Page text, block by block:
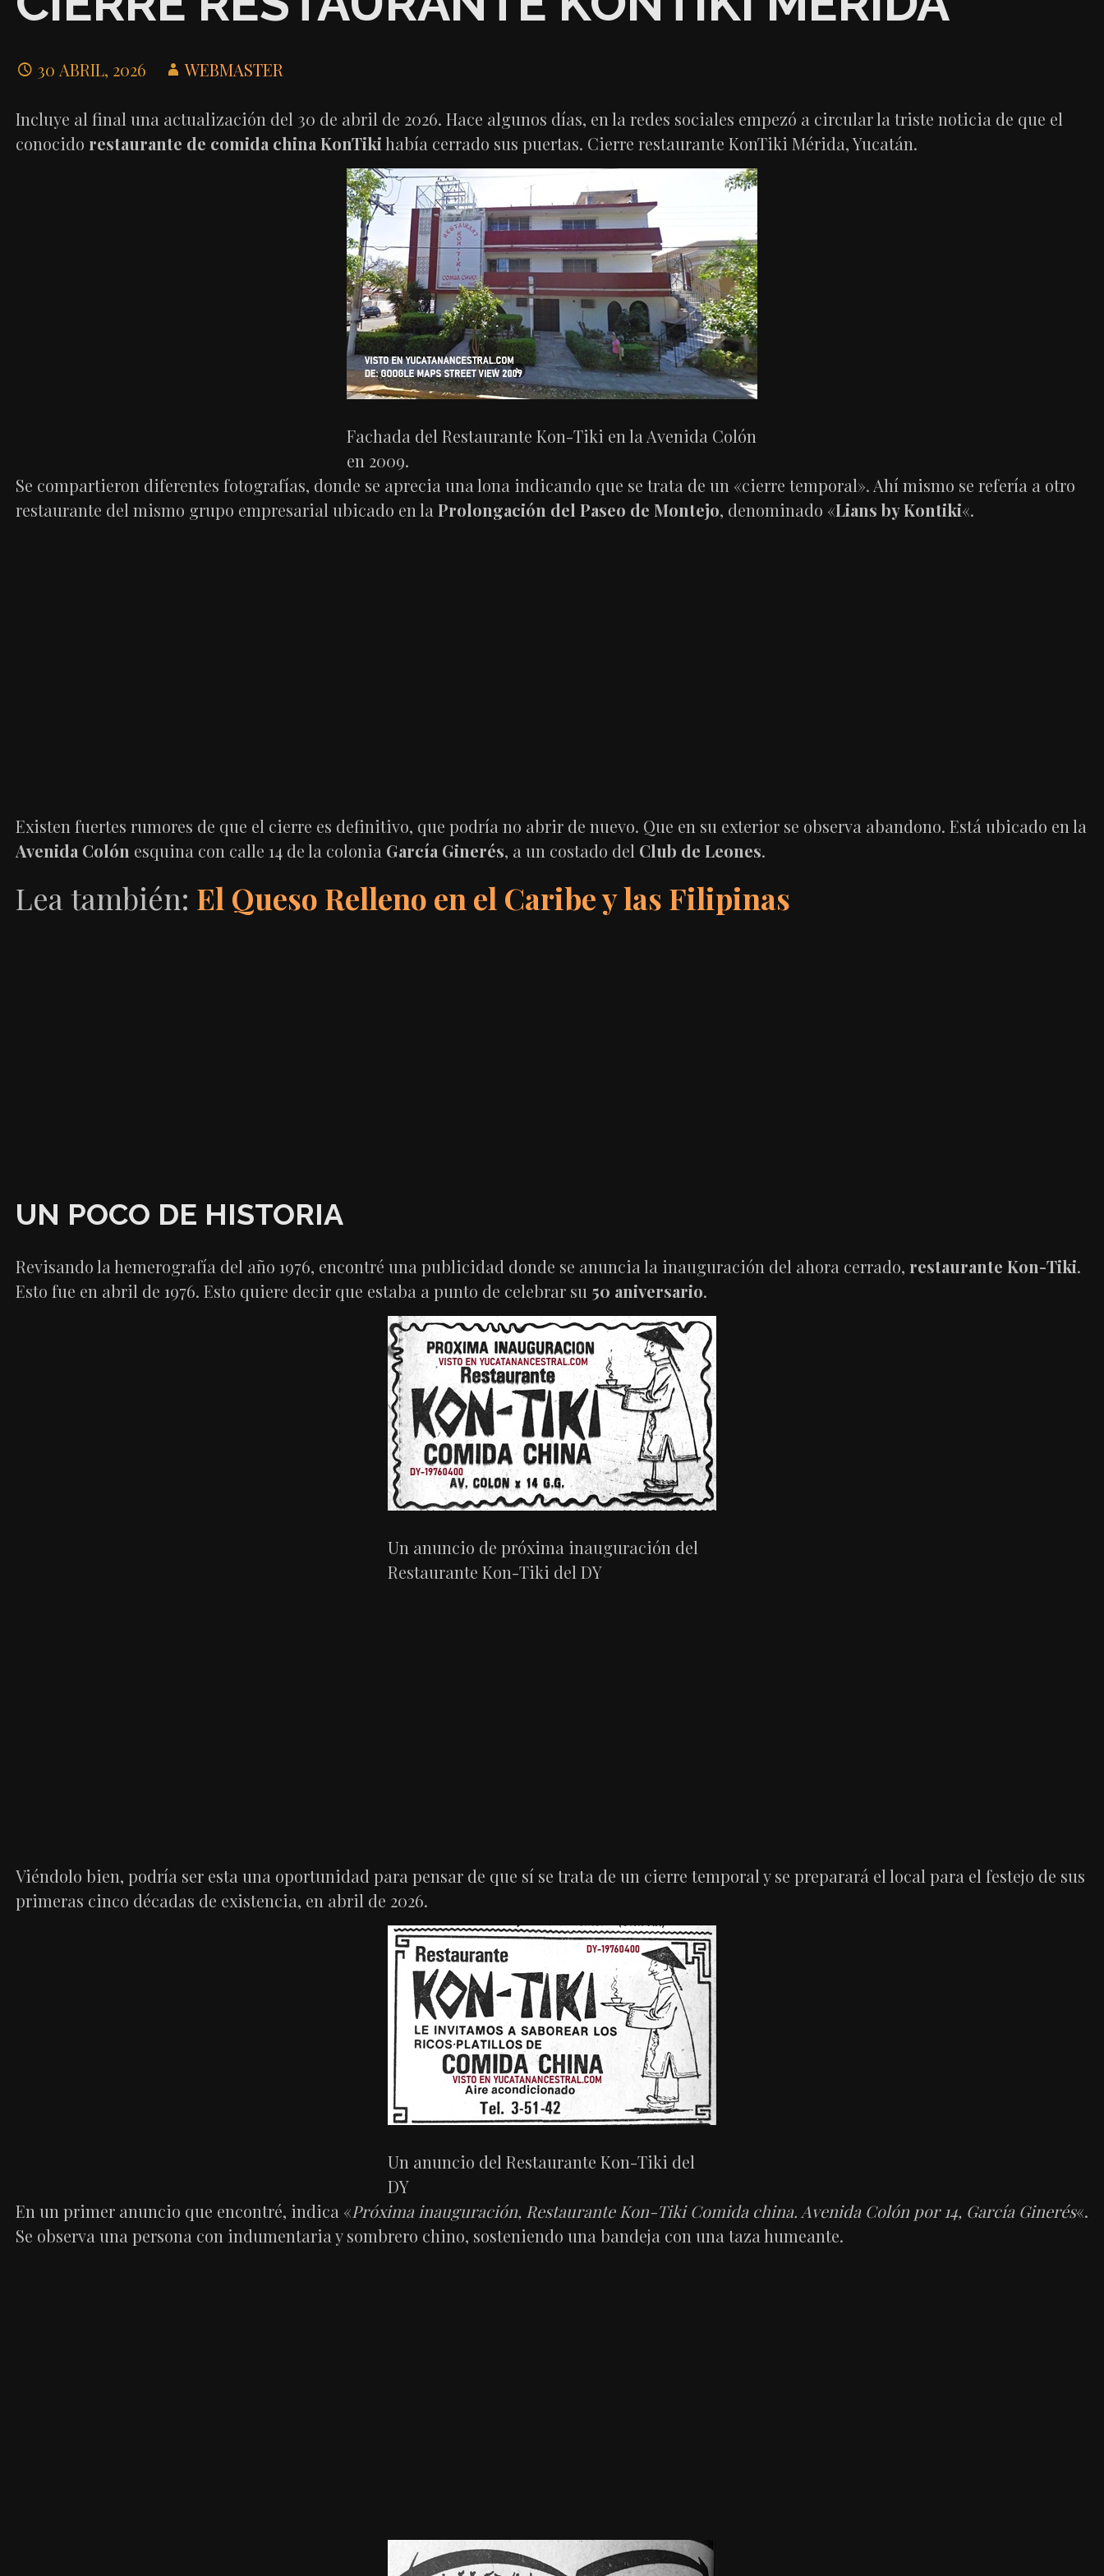
30 ABRIL, 2026 WEBMASTER
Incluye al final una actualización del 30 de abril de 2026. Hace algunos días, en la redes sociales empezó a circular la triste noticia de que el
conocido restaurante de comida china KonTikihabía cerrado sus puertas. Cierre restaurante KonTiki Mérida, Yucatán.
Fachada del Restaurante Kon-Tiki en la Avenida Colón
en 2009.
Se compartieron diferentes fotografías, donde se aprecia una lona indicando que se trata de un «cierre temporal». Ahí mismo se refería a otro
restaurante del mismo grupo empresarial ubicado en la Prolongación del Paseo de Montejo, denominado «Lians by Kontiki«.
Existen fuertes rumores de que el cierre es definitivo, que podría no abrir de nuevo. Que en su exterior se observa abandono. Está ubicado en la
Avenida Colón esquina con calle 14 de la colonia García Ginerés, a un costado del Club de Leones.
Lea también: El Queso Relleno en el Caribe y las Filipinas
UN POCO DE HISTORIA
Revisando la hemerografía del año 1976, encontré una publicidad donde se anuncia la inauguración del ahora cerrado, restaurante Kon-Tiki.
Esto fue en abril de 1976. Esto quiere decir que estaba a punto de celebrar su 50 aniversario.
Un anuncio de próxima inauguración del
Restaurante Kon-Tiki del DY
Viéndolo bien, podría ser esta una oportunidad para pensar de que sí se trata de un cierre temporal y se preparará el local para el festejo de sus
primeras cinco décadas de existencia, en abril de 2026.
Un anuncio del Restaurante Kon-Tiki del
DY
En un primer anuncio que encontré, indica «Próxima inauguración, Restaurante Kon-Tiki Comida china. Avenida Colón por 14, García Ginerés«.
Se observa una persona con indumentaria y sombrero chino, sosteniendo una bandeja con una taza humeante.